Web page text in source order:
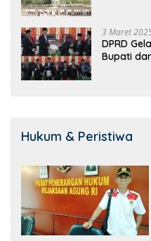
3 Maret
DPRD
Bupati
Hukum & Peristiwa